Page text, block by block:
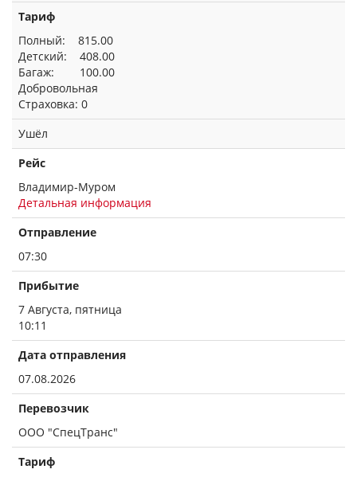
Тариф
Полный: 815.00
Детский: 408.00
Багаж: 100.00
Добровольная
Страховка: 0
Ушёл
Рейс
Владимир-Муром
Детальная информация
Отправление
07:30
Прибытие
7 Августа, пятница
10:11
Дата отправления
07.08.2026
Перевозчик
ООО "СпецТранс"
Тариф